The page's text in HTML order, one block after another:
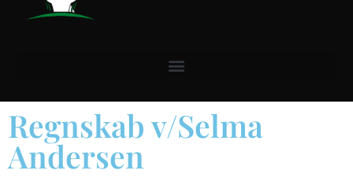
Regnskab v/Selma
Andersen